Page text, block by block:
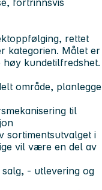
rettet
kategorien. Målet er
kundetilfredshet.
område, planlegge
til
sortimentsutvalget i
vil være en del av
- utlevering og